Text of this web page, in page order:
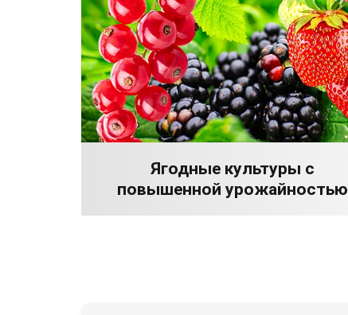
Ягодные культуры с
повышенной урожайностью